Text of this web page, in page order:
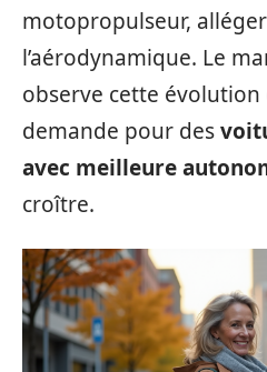
motopropulseur,
l’aérodynamique. Le
observe cette
demande pour des
avec meilleure
croître.